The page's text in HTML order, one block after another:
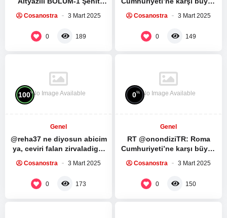
medya sitesi ile yaptığı
Cosanostra 3 Mart 2025
0 189
Spartacus Dizisinin ilk 5
bölümünü…
Cosanostra 3 Mart 2025
0 149
No Image Available
100%
Genel
@reha37 ne diyosun abicim
ya, ceviri falan zirvaladigin
fark ettin dunyanin…
Cosanostra 3 Mart 2025
0 173
No Image Available
0%
Genel
RT @onondiziTR: Roma
Cumhuriyeti’ne karşı büyük
Spartacus Dizisinin ilk 5
bölümünü…
Cosanostra 3 Mart 2025
0 150